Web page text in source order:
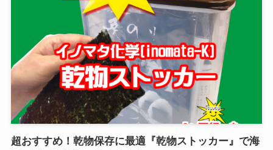
超おすすめ！乾物保存に最適『乾物ストッカー』で海